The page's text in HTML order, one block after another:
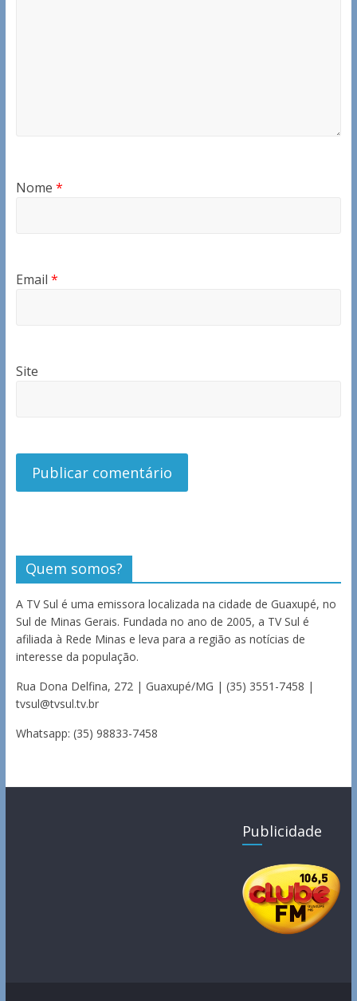
Nome *
Email *
Site
Quem somos?
A TV Sul é uma emissora localizada na cidade de Guaxupé, no
Sul de Minas Gerais. Fundada no ano de 2005, a TV Sul é
afiliada à Rede Minas e leva para a região as notícias de
interesse da população.
Rua Dona Delfina, 272 | Guaxupé/MG | (35) 3551-7458 |
tvsul@tvsul.tv.br
Whatsapp: (35) 98833-7458
Publicidade